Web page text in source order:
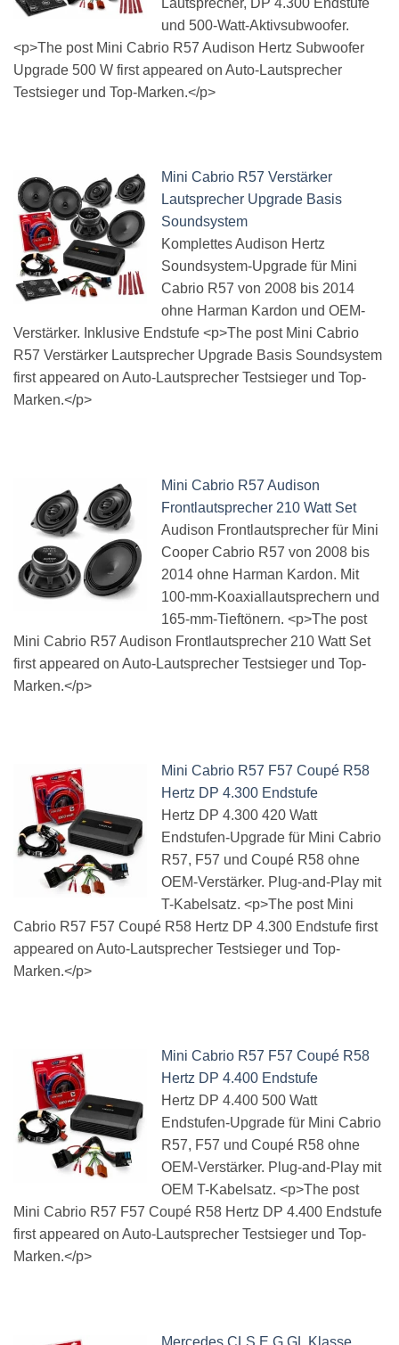
und 500-Watt-Aktivsubwoofer.
<p>The post Mini Cabrio R57 Audison Hertz Subwoofer
Upgrade 500 W first appeared on Auto-Lautsprecher
Testsieger und Top-Marken.</p>
Mini Cabrio R57 Verstärker
Lautsprecher Upgrade Basis
Soundsystem
Komplettes Audison Hertz
Soundsystem-Upgrade für Mini
Cabrio R57 von 2008 bis 2014
ohne Harman Kardon und OEM-
Verstärker. Inklusive Endstufe <p>The post Mini Cabrio
R57 Verstärker Lautsprecher Upgrade Basis Soundsystem
first appeared on Auto-Lautsprecher Testsieger und Top-
Marken.</p>
Mini Cabrio R57 Audison
Frontlautsprecher 210 Watt Set
Audison Frontlautsprecher für Mini
Cooper Cabrio R57 von 2008 bis
2014 ohne Harman Kardon. Mit
100-mm-Koaxiallautsprechern und
165-mm-Tieftönern. <p>The post
Mini Cabrio R57 Audison Frontlautsprecher 210 Watt Set
first appeared on Auto-Lautsprecher Testsieger und Top-
Marken.</p>
Mini Cabrio R57 F57 Coupé R58
Hertz DP 4.300 Endstufe
Hertz DP 4.300 420 Watt
Endstufen-Upgrade für Mini Cabrio
R57, F57 und Coupé R58 ohne
OEM-Verstärker. Plug-and-Play mit
T-Kabelsatz. <p>The post Mini
Cabrio R57 F57 Coupé R58 Hertz DP 4.300 Endstufe first
appeared on Auto-Lautsprecher Testsieger und Top-
Marken.</p>
Mini Cabrio R57 F57 Coupé R58
Hertz DP 4.400 Endstufe
Hertz DP 4.400 500 Watt
Endstufen-Upgrade für Mini Cabrio
R57, F57 und Coupé R58 ohne
OEM-Verstärker. Plug-and-Play mit
OEM T-Kabelsatz. <p>The post
Mini Cabrio R57 F57 Coupé R58 Hertz DP 4.400 Endstufe
first appeared on Auto-Lautsprecher Testsieger und Top-
Marken.</p>
Mercedes CLS E G GL Klasse